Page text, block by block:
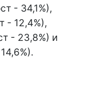
- 34,1%),
- 12,4%),
- 23,8%) и